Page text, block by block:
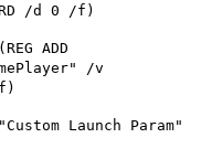
/d 0 /f)
ADD
/v
Launch Param"